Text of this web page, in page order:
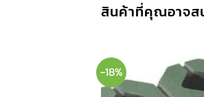
สินค้าที่คุณอาจส
-18%